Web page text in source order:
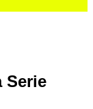
Serie